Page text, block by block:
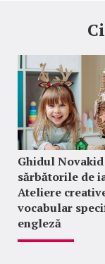
Ghidul
sărbătorile de
Ateliere
vocabular
engleză